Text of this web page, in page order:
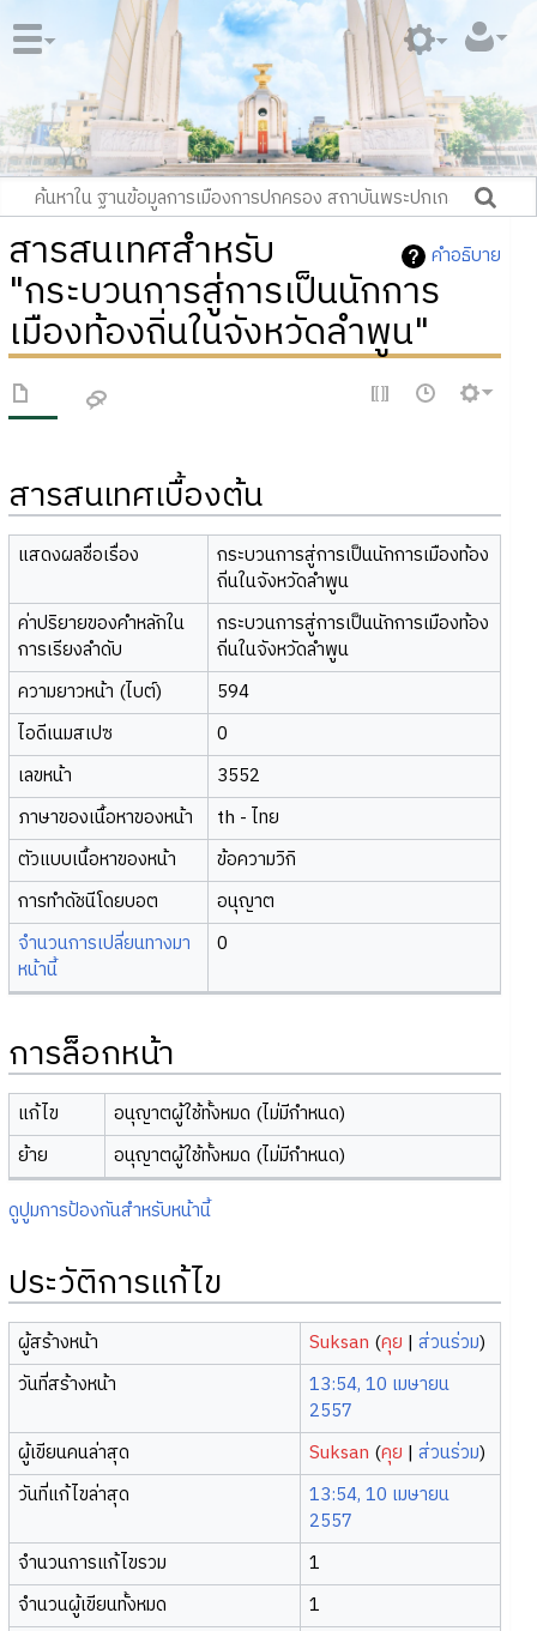
คำอธิบาย
สารสนเทศสำหรับ
"กระบวนการสู่การเป็นนักการ
เมืองท้องถิ่นในจังหวัดลำพูน"
สารสนเทศเบื้องต้น
แสดงผลชื่อเรื่อง
กระบวนการสู่การเป็นนักการเมืองท้อง
ถิ่นในจังหวัดลำพูน
ค่าปริยายของคำหลักใน
การเรียงลำดับ
กระบวนการสู่การเป็นนักการเมืองท้อง
ถิ่นในจังหวัดลำพูน
ความยาวหน้า (ไบต์)
594
ไอดีเนมสเปซ
0
เลขหน้า
3552
ภาษาของเนื้อหาของหน้า
th - ไทย
ตัวแบบเนื้อหาของหน้า
ข้อความวิกิ
การทำดัชนีโดยบอต
อนุญาต
จำนวนการเปลี่ยนทางมา
หน้านี้
0
การล็อกหน้า
แก้ไข
อนุญาตผู้ใช้ทั้งหมด (ไม่มีกำหนด)
ย้าย
อนุญาตผู้ใช้ทั้งหมด (ไม่มีกำหนด)
ดูปูมการป้องกันสำหรับหน้านี้
ประวัติการแก้ไข
ผู้สร้างหน้า Suksan (คุย |ส่วนร่วม)
วันที่สร้างหน้า
13:54, 10 เมษายน
2557
ผู้เขียนคนล่าสุด
Suksan (คุย |ส่วนร่วม)
วันที่แก้ไขล่าสุด
13:54, 10 เมษายน
2557
จำนวนการแก้ไขรวม
1
จำนวนผู้เขียนทั้งหมด
1